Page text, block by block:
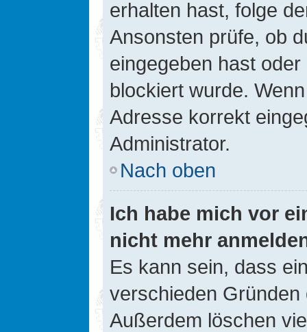
erhalten hast, folge
Ansonsten prüfe, ob
eingegeben hast
blockiert wurde.
Adresse korrekt
Administrator.
Nach oben
Ich habe mich vor
nicht mehr
Es kann sein, dass
verschieden
Außerdem löschen